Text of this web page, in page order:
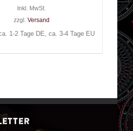
Inkl. MwSt.
zzgl. Versand
1-2 Tage DE, ca. 3-4 Tage EU